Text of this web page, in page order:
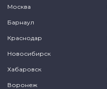
Москва
Барнаул
Краснодар
Новосибирск
Хабаровск
Воронеж